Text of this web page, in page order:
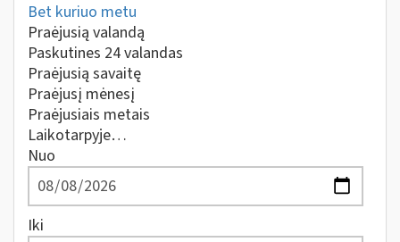
Bet kuriuo metu
Praėjusią valandą
Paskutines 24 valandas
Praėjusią savaitę
Praėjusį mėnesį
Praėjusiais metais
Laikotarpyje…
Nuo
Iki